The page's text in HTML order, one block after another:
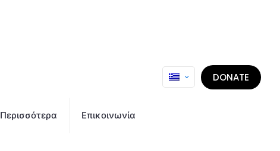
Περισσότερα Επικοινωνία
DONATE